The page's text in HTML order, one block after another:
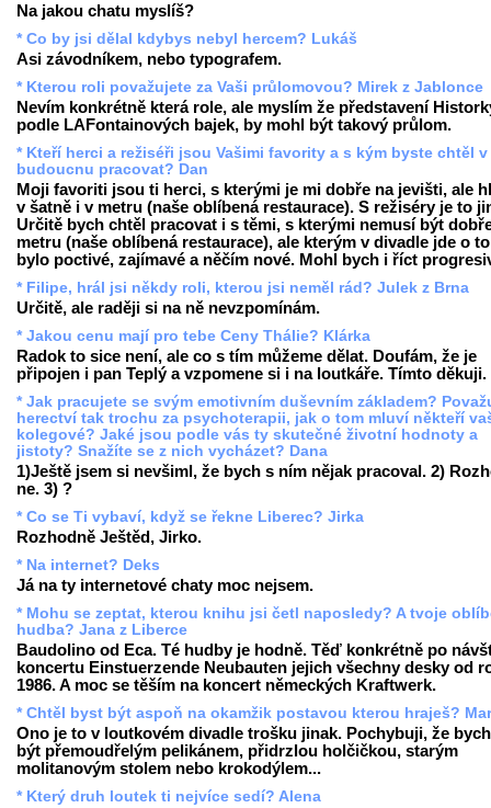
Na jakou chatu myslíš?
* Co by jsi dělal kdybys nebyl hercem? Lukáš
Asi závodníkem, nebo typografem.
* Kterou roli považujete za Vaši průlomovou? Mirek z Jablonce
Nevím konkrétně která role, ale myslím že představení
podle LAFontainových bajek, by mohl být takový průlom.
* Kteří herci a režiséři jsou Vašimi favority a s kým byste chtěl v
budoucnu pracovat? Dan
Moji favoriti jsou ti herci, s kterými je mi dobře na jevišti, ale
v šatně i v metru (naše oblíbená restaurace). S režiséry je to
Určitě bych chtěl pracovat i s těmi, s kterými nemusí být
metru (naše oblíbená restaurace), ale kterým v divadle jde o
bylo poctivé, zajímavé a něčím nové. Mohl bych i říct
* Filipe, hrál jsi někdy roli, kterou jsi neměl rád? Julek z Brna
Určitě, ale raději si na ně nevzpomínám.
* Jakou cenu mají pro tebe Ceny Thálie? Klárka
Radok to sice není, ale co s tím můžeme dělat. Doufám, že je
připojen i pan Teplý a vzpomene si i na loutkáře. Tímto děkuji.
* Jak pracujete se svým emotivním duševním základem?
herectví tak trochu za psychoterapii, jak o tom mluví někteří
kolegové? Jaké jsou podle vás ty skutečné životní hodnoty a
jistoty? Snažíte se z nich vycházet? Dana
1)Ještě jsem si nevšiml, že bych s ním nějak pracoval. 2)
ne. 3) ?
* Co se Ti vybaví, když se řekne Liberec? Jirka
Rozhodně Ještěd, Jirko.
* Na internet? Deks
Já na ty internetové chaty moc nejsem.
* Mohu se zeptat, kterou knihu jsi četl naposledy? A tvoje
hudba? Jana z Liberce
Baudolino od Eca. Té hudby je hodně. Těď konkrétně po
koncertu Einstuerzende Neubauten jejich všechny desky od
1986. A moc se těším na koncert německých Kraftwerk.
* Chtěl byst být aspoň na okamžik postavou kterou hraješ?
Ono je to v loutkovém divadle trošku jinak. Pochybuji, že
být přemoudřelým pelikánem, přidrzlou holčičkou, starým
molitanovým stolem nebo krokodýlem...
* Který druh loutek ti nejvíce sedí? Alena